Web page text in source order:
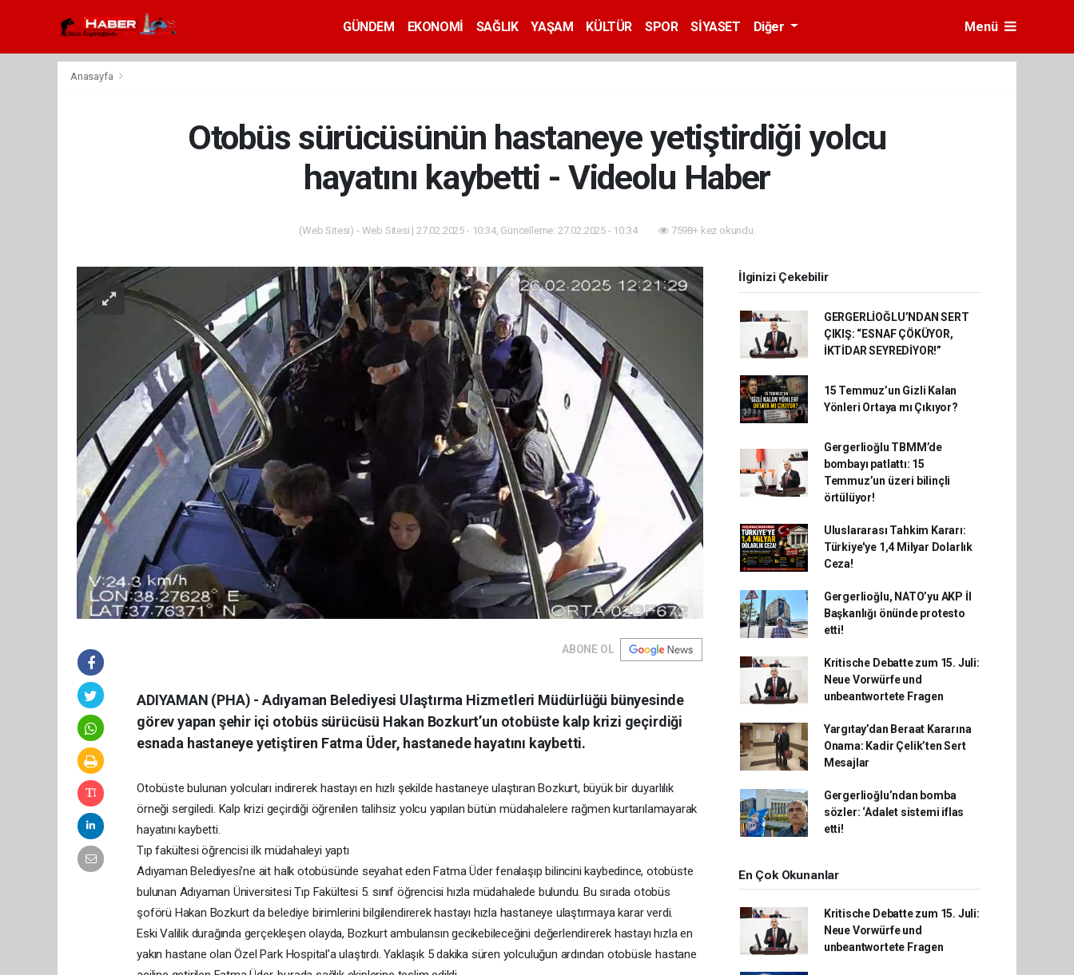
GÜNDEM EKONOMİ SAĞLIK YAŞAM KÜLTÜR SPOR SİYASET Diğer Menü
Anasayfa
Otobüs sürücüsünün hastaneye yetiştirdiği yolcu
hayatını kaybetti - Videolu Haber
(Web Sitesi) - Web Sitesi | 27.02.2025 - 10:34, Güncelleme: 27.02.2025 - 10:34 7598+ kez okundu.
ABONE OL
ADIYAMAN (PHA) - Adıyaman Belediyesi Ulaştırma Hizmetleri Müdürlüğü bünyesinde
görev yapan şehir içi otobüs sürücüsü Hakan Bozkurt’un otobüste kalp krizi geçirdiği
esnada hastaneye yetiştiren Fatma Üder, hastanede hayatını kaybetti.
Otobüste bulunan yolcuları indirerek hastayı en hızlı şekilde hastaneye ulaştıran Bozkurt, büyük bir duyarlılık
örneği sergiledi. Kalp krizi geçirdiği öğrenilen talihsiz yolcu yapılan bütün müdahalelere rağmen kurtarılamayarak
hayatını kaybetti.
Tıp fakültesi öğrencisi ilk müdahaleyi yaptı
Adıyaman Belediyesi’ne ait halk otobüsünde seyahat eden Fatma Üder fenalaşıp bilincini kaybedince, otobüste
bulunan Adıyaman Üniversitesi Tıp Fakültesi 5. sınıf öğrencisi hızla müdahalede bulundu. Bu sırada otobüs
şoförü Hakan Bozkurt da belediye birimlerini bilgilendirerek hastayı hızla hastaneye ulaştırmaya karar verdi.
Eski Valilik durağında gerçekleşen olayda, Bozkurt ambulansın gecikebileceğini değerlendirerek hastayı hızla en
yakın hastane olan Özel Park Hospital’a ulaştırdı. Yaklaşık 5 dakika süren yolculuğun ardından otobüsle hastane
İlginizi Çekebilir
GERGERLİOĞLU’NDAN SERT
ÇIKIŞ: “ESNAF ÇÖKÜYOR,
İKTİDAR SEYREDİYOR!”
15 Temmuz’un Gizli Kalan
Yönleri Ortaya mı Çıkıyor?
Gergerlioğlu TBMM’de
bombayı patlattı: 15
Temmuz’un üzeri bilinçli
örtülüyor!
Uluslararası Tahkim Kararı:
Türkiye'ye 1,4 Milyar Dolarlık
Ceza!
Gergerlioğlu, NATO’yu AKP İl
Başkanlığı önünde protesto
etti!
Kritische Debatte zum 15. Juli:
Neue Vorwürfe und
unbeantwortete Fragen
Yargıtay’dan Beraat Kararına
Onama: Kadir Çelik’ten Sert
Mesajlar
Gergerlioğlu’ndan bomba
sözler: ‘Adalet sistemi iflas
etti!
En Çok Okunanlar
Kritische Debatte zum 15. Juli:
Neue Vorwürfe und
unbeantwortete Fragen